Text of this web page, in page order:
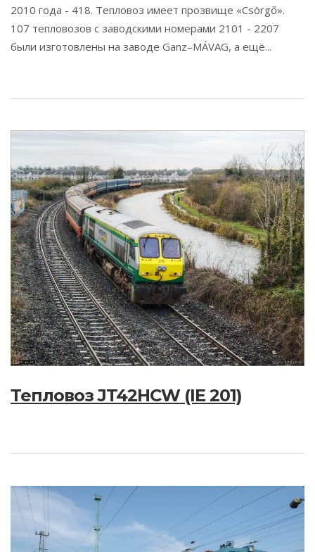
2010 года - 418. Тепловоз имеет прозвище «Csörgő».
107 тепловозов с заводскими номерами 2101 - 2207
были изготовлены на заводе Ganz–MÁVAG, а ещё...
Тепловоз JT42HCW (IE 201)